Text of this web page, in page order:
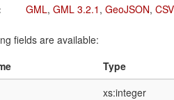
GML, GML 3.2.1 , GeoJSON, CSV
fields are available:
Type
xs:integer